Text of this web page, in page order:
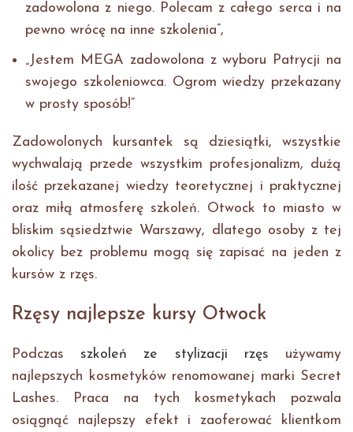
zadowolona z niego. Polecam z całego serca i na
pewno wrócę na inne szkolenia”,
„Jestem MEGA zadowolona z wyboru Patrycji na
swojego szkoleniowca. Ogrom wiedzy przekazany
w prosty sposób!”
Zadowolonych kursantek są dziesiątki, wszystkie
wychwalają przede wszystkim profesjonalizm, dużą
ilość przekazanej wiedzy teoretycznej i praktycznej
oraz miłą atmosferę szkoleń. Otwock to miasto w
bliskim sąsiedztwie Warszawy, dlatego osoby z tej
okolicy bez problemu mogą się zapisać na jeden z
kursów z rzęs.
Rzęsy najlepsze kursy Otwock
Podczasszkoleń ze stylizacji rzęs używamy
najlepszych kosmetyków renomowanej marki Secret
Lashes. Praca na tych kosmetykach pozwala
osiągnąć najlepszy efekt i zaoferować klientkom